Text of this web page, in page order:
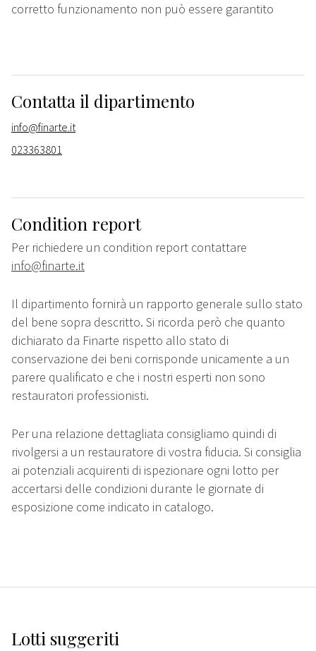
corretto funzionamento non può essere garantito
Contatta il dipartimento
info@finarte.it
023363801
Condition report
Per richiedere un condition report contattare
info@finarte.it
Il dipartimento fornirà un rapporto generale sullo stato
del bene sopra descritto. Si ricorda però che quanto
dichiarato da Finarte rispetto allo stato di
conservazione dei beni corrisponde unicamente a un
parere qualificato e che i nostri esperti non sono
restauratori professionisti.
Per una relazione dettagliata consigliamo quindi di
rivolgersi a un restauratore di vostra fiducia. Si consiglia
ai potenziali acquirenti di ispezionare ogni lotto per
accertarsi delle condizioni durante le giornate di
esposizione come indicato in catalogo.
Lotti suggeriti